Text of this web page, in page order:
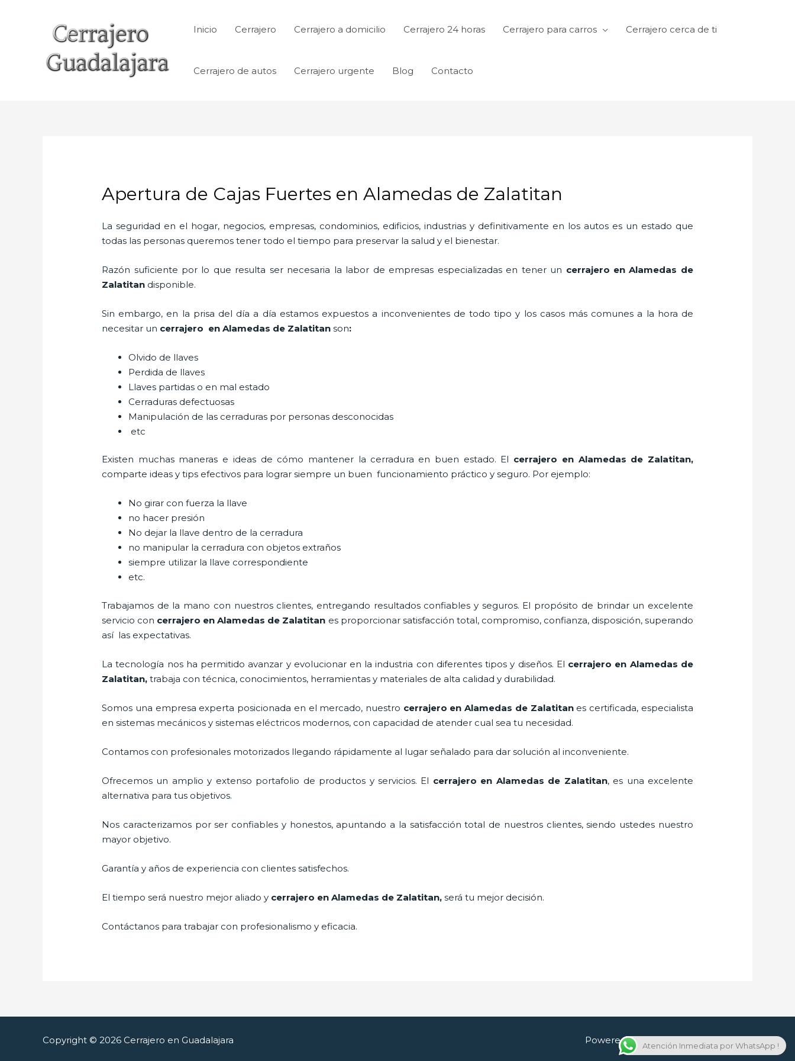
Inicio Cerrajero Cerrajero a domicilio Cerrajero 24 horas Cerrajero para carros Cerrajero cerca de ti
Cerrajero de autos Cerrajero urgente Blog Contacto
Apertura de Cajas Fuertes en Alamedas de Zalatitan
La seguridad en el hogar, negocios, empresas, condominios, edificios, industrias y definitivamente en los autos es un estado que
todas las personas queremos tener todo el tiempo para preservar la salud y el bienestar.
Razón suficiente por lo que resulta ser necesaria la labor de empresas especializadas en tener un cerrajero en Alamedas de
Zalatitan disponible.
Sin embargo, en la prisa del día a día estamos expuestos a inconvenientes de todo tipo y los casos más comunes a la hora de
necesitar un cerrajero en Alamedas de Zalatitan son:
Olvido de llaves
Perdida de llaves
Llaves partidas o en mal estado
Cerraduras defectuosas
Manipulación de las cerraduras por personas desconocidas
etc
Existen muchas maneras e ideas de cómo mantener la cerradura en buen estado. El cerrajero en Alamedas de Zalatitan,
comparte ideas y tips efectivos para lograr siempre un buen funcionamiento práctico y seguro. Por ejemplo:
No girar con fuerza la llave
no hacer presión
No dejar la llave dentro de la cerradura
no manipular la cerradura con objetos extraños
siempre utilizar la llave correspondiente
etc.
Trabajamos de la mano con nuestros clientes, entregando resultados confiables y seguros. El propósito de brindar un excelente
servicio con cerrajero en Alamedas de Zalatitan es proporcionar satisfacción total, compromiso, confianza, disposición, superando
así las expectativas.
La tecnología nos ha permitido avanzar y evolucionar en la industria con diferentes tipos y diseños. El cerrajero en Alamedas de
Zalatitan,trabaja con técnica, conocimientos, herramientas y materiales de alta calidad y durabilidad.
Somos una empresa experta posicionada en el mercado, nuestro cerrajero en Alamedas de Zalatitanes certificada, especialista
en sistemas mecánicos y sistemas eléctricos modernos, con capacidad de atender cual sea tu necesidad.
Contamos con profesionales motorizados llegando rápidamente al lugar señalado para dar solución al inconveniente.
Ofrecemos un amplio y extenso portafolio de productos y servicios. El cerrajero en Alamedas de Zalatitan, es una excelente
alternativa para tus objetivos.
Nos caracterizamos por ser confiables y honestos, apuntando a la satisfacción total de nuestros clientes, siendo ustedes nuestro
mayor objetivo.
Garantía y años de experiencia con clientes satisfechos.
El tiempo será nuestro mejor aliado y cerrajero en Alamedas de Zalatitan,será tu mejor decisión.
Contáctanos para trabajar con profesionalismo y eficacia.
Copyright © 2026 Cerrajero en Guadalajara Powered by Cerrajero en Guadalajara
Atención Inmediata por WhatsApp !